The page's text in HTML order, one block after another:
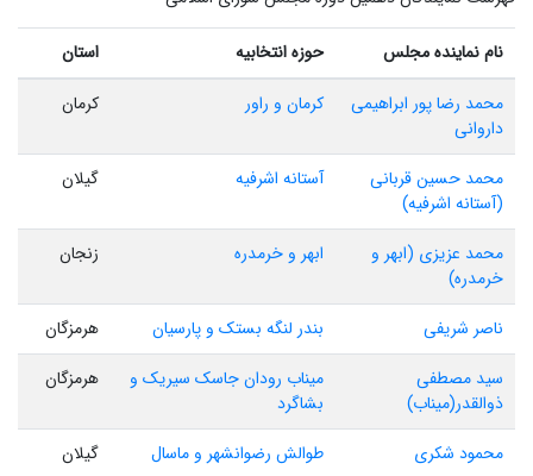
نام نماینده مجلس حوزه انتخابیه
استان
محمد رضا پور ابراهیمی
داروانی
کرمان و راور کرمان
محمد حسین قربانی
(آستانه اشرفیه)
آستانه اشرفیه گیلان
محمد عزیزی (ابهر و
خرمدره)
ابهر و خرمدره زنجان
ناصر شریفی بندر لنگه بستک و پارسیان
هرمزگان
سید مصطفی
ذوالقدر(میناب)
میناب رودان جاسک سیریک و
بشاگرد
هرمزگان
محمود شکری طوالش رضوانشهر و ماسال
گیلان